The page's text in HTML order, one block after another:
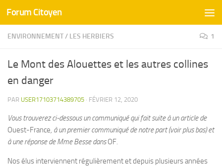
Skip to content
Forum Citoyen
ENVIRONNEMENT/ LES HERBIERS 1
Le Mont des Alouettes et les autres collines
en danger
PAR USER17103714389705 · FÉVRIER 12, 2020
Vous trouverez ci-dessous un communiqué qui fait suite à un article de
Ouest-France, à un premier communiqué de notre part (voir plus bas) et
à une réponse de Mme Besse dansOF.
Nos élus interviennent régulièrement et depuis plusieurs années